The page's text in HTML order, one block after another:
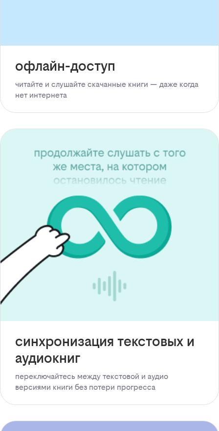
офлайн-доступ
читайте и слушайте скачанные книги — даже когда
нет интернета
синхронизация текстовых и
аудиокниг
переключайтесь между текстовой и аудио
версиями книги без потери прогресса